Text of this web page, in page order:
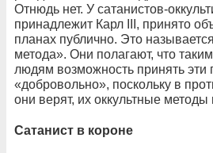
Отнюдь нет. У сатанистов-
принадлежит Карл III, принято
планах публично. Это
метода». Они полагают, что
людям возможность принять эти
«добровольно», поскольку в
они верят, их оккультные
Сатанист в короне